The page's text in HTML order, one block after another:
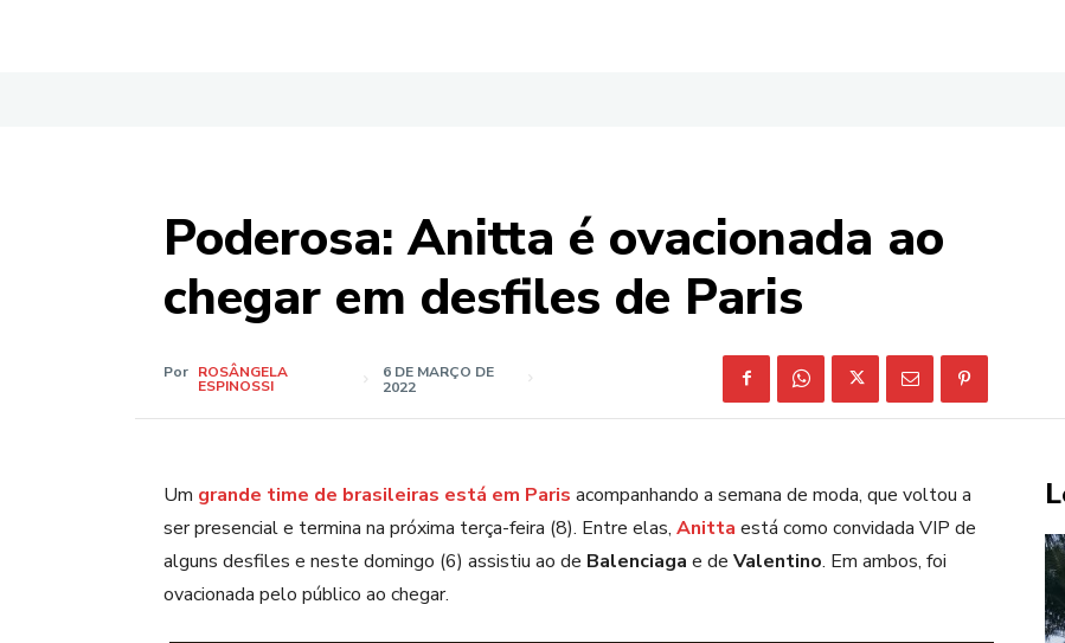
Poderosa: Anitta é ovacionada ao
chegar em desfiles de Paris
Por ROSÂNGELA
ESPINOSSI
6 DE MARÇO DE
2022
Um grande time de brasileiras está em Paris acompanhando a semana de moda, que voltou a
ser presencial e termina na próxima terça-feira (8). Entre elas, Anitta está como convidada VIP de
alguns desfiles e neste domingo (6) assistiu ao de Balenciaga e de Valentino. Em ambos, foi
ovacionada pelo público ao chegar.